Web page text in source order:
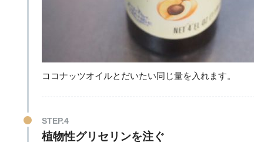
ココナッツオイルとだいたい同じ量を入れます。
STEP.4
植物性グリセリンを注ぐ